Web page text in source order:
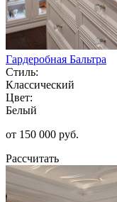
Гардеробная Бальтра
Стиль:
Классический
Цвет:
Белый
от 150 000 руб.
Рассчитать